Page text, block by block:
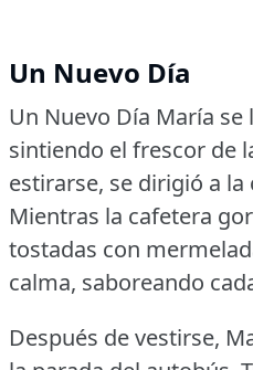
Un Nuevo Día
Un Nuevo Día María
sintiendo el frescor de
estirarse, se dirigió a
Mientras la cafetera
tostadas con
calma, saboreando
Después de vestirse,